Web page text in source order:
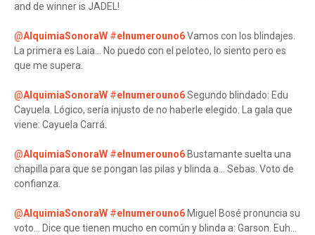
and de winner is JADEL!
@AlquimiaSonoraW #elnumerouno6Vamos con los blindajes.
La primera es Laia... No puedo con el peloteo, lo siento pero es
que me supera.
@AlquimiaSonoraW #elnumerouno6Segundo blindado: Edu
Cayuela. Lógico, sería injusto de no haberle elegido. La gala que
viene: Cayuela Carrá.
@AlquimiaSonoraW #elnumerouno6 Bustamante suelta una
chapilla para que se pongan las pilas y blinda a... Sebas. Voto de
confianza.
@AlquimiaSonoraW #elnumerouno6 Miguel Bosé pronuncia su
voto... Dice que tienen mucho en común y blinda a: Garson. Euh...